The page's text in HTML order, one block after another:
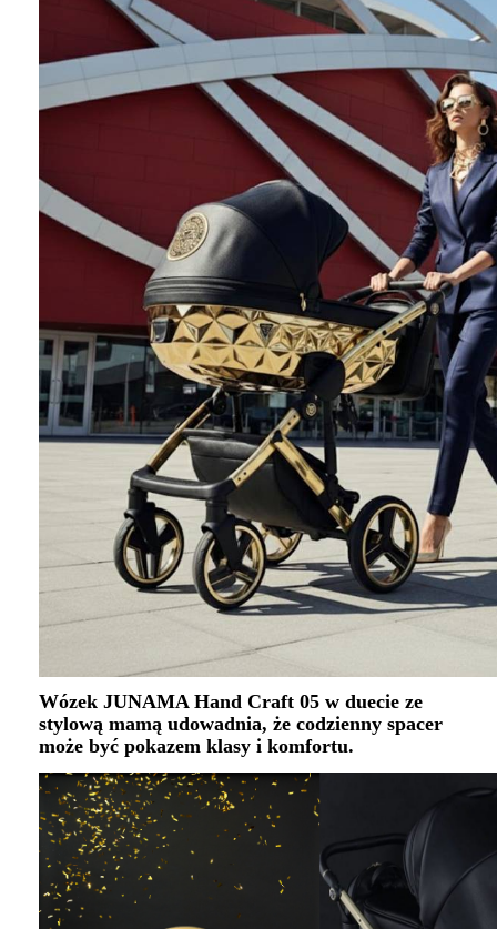
Wózek JUNAMA Hand Craft 05 w duecie ze
stylową mamą udowadnia, że codzienny spacer
może być pokazem klasy i komfortu.